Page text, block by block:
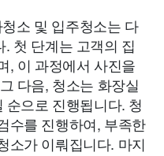
소 및 입주청소는 다
첫 단계는 고객의 집
, 이 과정에서 사진을
다음, 청소는 화장실
순으로 진행됩니다. 청
수를 진행하여, 부족한
소가 이뤄집니다. 마지